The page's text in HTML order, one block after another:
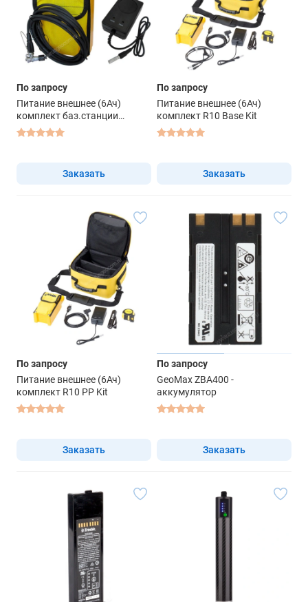
По запросу
Питание внешнее (6Ач)
комплект баз.станции
(батарея внешняя для Trimble
5700/5800/R4-R8, ЗУ, кабель
Заказать
По запросу
Питание внешнее (6Ач)
комплект R10 Base Kit
Заказать
По запросу
Питание внешнее (6Ач)
комплект R10 PP Kit
Заказать
По запросу
GeoMax ZBA400 -
аккумулятор
Заказать